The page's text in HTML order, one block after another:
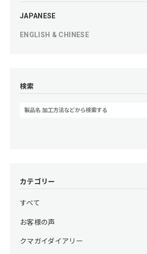
JAPANESE
ENGLISH & CHINESE
検索
カテゴリー
すべて
お客様の声
クマガイダイアリー